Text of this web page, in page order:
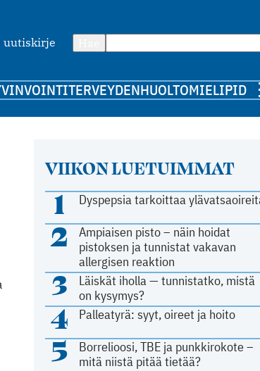
uutiskirje
TERVEYDENHUOLTOMIELIPIDE
VIIKON LUETUIMMAT
1 Dyspepsia tarkoittaa
2
Ampiaisen pisto – näin hoidat
pistoksen ja tunnistat vakavan
allergisen reaktion
3
Läiskät iholla — tunnistatko, mistä
on kysymys?
4 Palleatyrä: syyt, oireet ja hoito
5
Borrelioosi, TBE ja punkkirokote –
mitä niistä pitää tietää?